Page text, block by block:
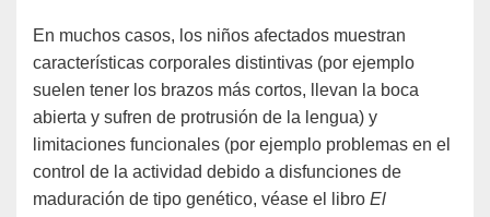
En muchos casos, los niños afectados muestran
características corporales distintivas (por ejemplo
suelen tener los brazos más cortos, llevan la boca
abierta y sufren de protrusión de la lengua) y
limitaciones funcionales (por ejemplo problemas en el
control de la actividad debido a disfunciones de
maduración de tipo genético, véase el libro El